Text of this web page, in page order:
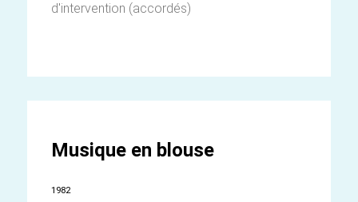
d'intervention (accordés)
Musique en blouse
1982